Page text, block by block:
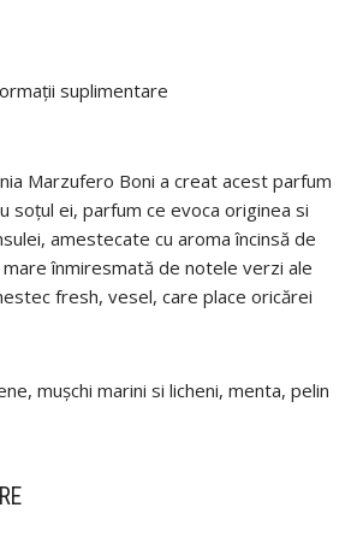
suplimentare
Marzufero Boni a creat acest parfum
soțul ei, parfum ce evoca originea si
amestecate cu aroma încinsă de
înmiresmată de notele verzi ale
fresh, vesel, care place oricărei
mușchi marini si licheni, menta, pelin